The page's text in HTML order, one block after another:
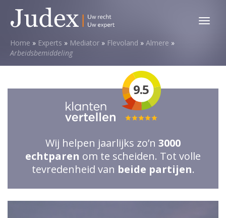
Toggle
Home » Experts » Mediator » Flevoland » Almere »
Arbeidsbemiddeling
9.5
Totale
waardering:
5
van
Wij helpen jaarlijks zo’n 3000
echtparen om te scheiden. Tot volle
tevredenheid van beide partijen.